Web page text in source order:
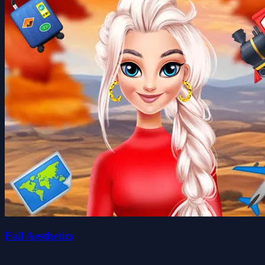
Fall Aesthetics